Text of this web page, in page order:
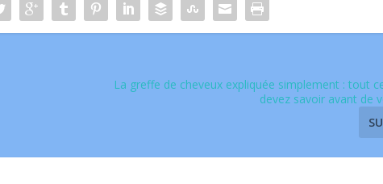
La greffe de cheveux expliquée simplement : tout
devez savoir avant de